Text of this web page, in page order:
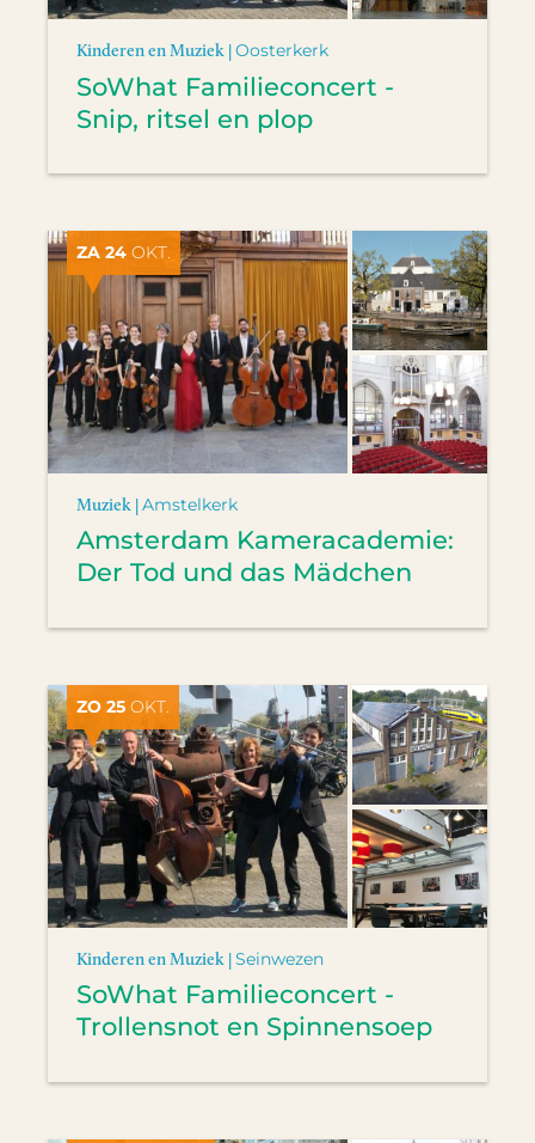
Kinderen en Muziek |Oosterkerk
SoWhat Familieconcert -
Snip, ritsel en plop
ZA 24 OKT.
Muziek |Amstelkerk
Amsterdam Kameracademie:
Der Tod und das Mädchen
ZO 25 OKT.
Kinderen en Muziek |Seinwezen
SoWhat Familieconcert -
Trollensnot en Spinnensoep